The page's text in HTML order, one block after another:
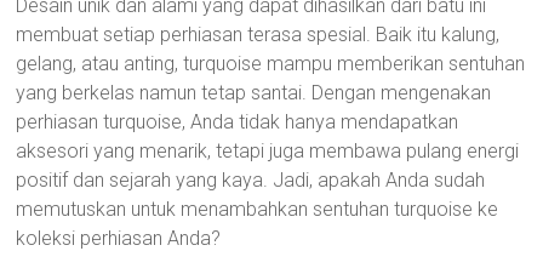
Desain unik dan alami yang dapat dihasilkan dari batu ini
membuat setiap perhiasan terasa spesial. Baik itu kalung,
gelang, atau anting, turquoise mampu memberikan sentuhan
yang berkelas namun tetap santai. Dengan mengenakan
perhiasan turquoise, Anda tidak hanya mendapatkan
aksesori yang menarik, tetapi juga membawa pulang energi
positif dan sejarah yang kaya. Jadi, apakah Anda sudah
memutuskan untuk menambahkan sentuhan turquoise ke
koleksi perhiasan Anda?